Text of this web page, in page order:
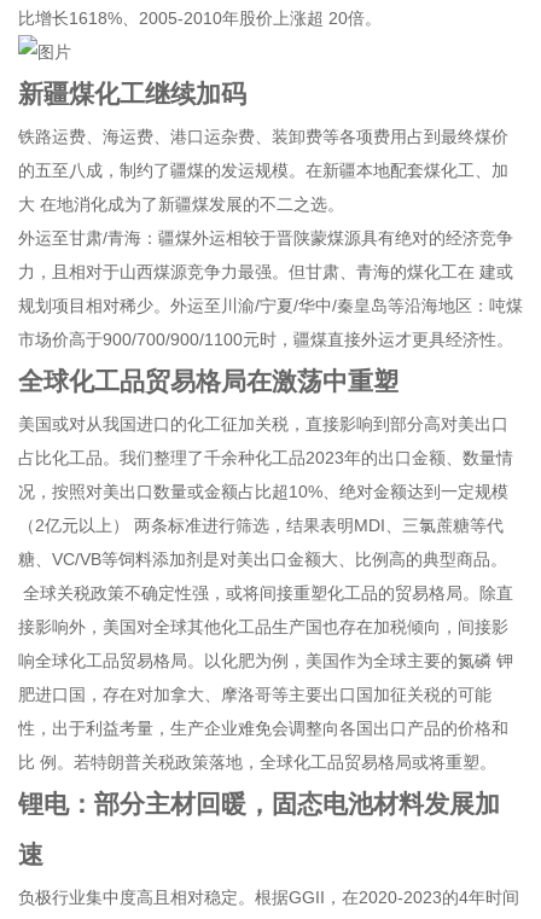
比增长1618%、2005-2010年股价上涨超 20倍。
新疆煤化工继续加码
铁路运费、海运费、港口运杂费、装卸费等各项费用占到最终煤价
的五至八成，制约了疆煤的发运规模。在新疆本地配套煤化工、加
大 在地消化成为了新疆煤发展的不二之选。
外运至甘肃/青海：疆煤外运相较于晋陕蒙煤源具有绝对的经济竞争
力，且相对于山西煤源竞争力最强。但甘肃、青海的煤化工在 建或
规划项目相对稀少。外运至川渝/宁夏/华中/秦皇岛等沿海地区：吨煤
市场价高于900/700/900/1100元时，疆煤直接外运才更具经济性。
全球化工品贸易格局在激荡中重塑
美国或对从我国进口的化工征加关税，直接影响到部分高对美出口
占比化工品。我们整理了千余种化工品2023年的出口金额、数量情
况，按照对美出口数量或金额占比超10%、绝对金额达到一定规模
（2亿元以上） 两条标准进行筛选，结果表明MDI、三氯蔗糖等代
糖、VC/VB等饲料添加剂是对美出口金额大、比例高的典型商品。
全球关税政策不确定性强，或将间接重塑化工品的贸易格局。除直
接影响外，美国对全球其他化工品生产国也存在加税倾向，间接影
响全球化工品贸易格局。以化肥为例，美国作为全球主要的氮磷 钾
肥进口国，存在对加拿大、摩洛哥等主要出口国加征关税的可能
性，出于利益考量，生产企业难免会调整向各国出口产品的价格和
比 例。若特朗普关税政策落地，全球化工品贸易格局或将重塑。
锂电：部分主材回暖，固态电池材料发展加
速
负极行业集中度高且相对稳定。根据GGII，在2020-2023的4年时间